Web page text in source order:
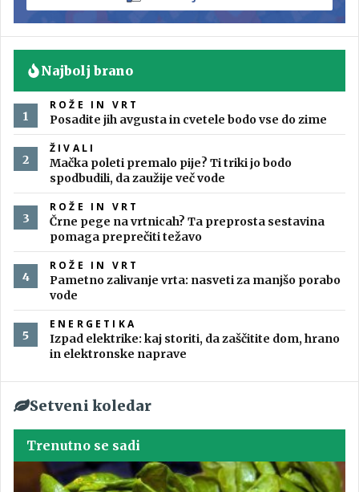
Najbolj brano
ROŽE IN VRT
Posadite jih avgusta in cvetele bodo vse do zime
ŽIVALI
Mačka poleti premalo pije? Ti triki jo bodo
spodbudili, da zaužije več vode
ROŽE IN VRT
Črne pege na vrtnicah? Ta preprosta sestavina
pomaga preprečiti težavo
ROŽE IN VRT
Pametno zalivanje vrta: nasveti za manjšo porabo
vode
ENERGETIKA
Izpad elektrike: kaj storiti, da zaščitite dom, hrano
in elektronske naprave
Setveni koledar
Trenutno se sadi